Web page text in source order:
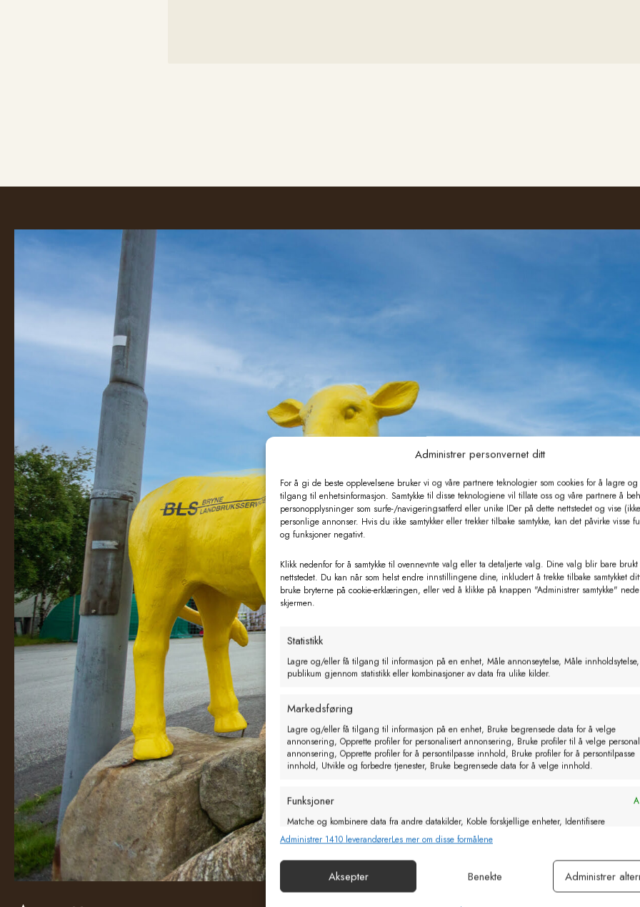
Administrer personvernet ditt
For å gi de beste opplevelsene bruker vi og våre partnere teknologier som cookies for å lagre
tilgang til enhetsinformasjon. Samtykke til disse teknologiene vil tillate oss og våre partnere å
personopplysninger som surfe-/navigeringsatferd eller unike IDer på dette nettstedet og vise
personlige annonser. Hvis du ikke samtykker eller trekker tilbake samtykke, kan det påvirke visse
og funksjoner negativt.
Klikk nedenfor for å samtykke til ovennevnte valg eller ta detaljerte valg. Dine valg blir bare
nettstedet. Du kan når som helst endre innstillingene dine, inkludert å trekke tilbake samtykket
bruke bryterne på cookie-erklæringen, eller ved å klikke på knappen "Administrer samtykke"
skjermen.
Statistikk
Lagre og/eller få tilgang til informasjon på en enhet, Måle annonseytelse, Måle innholdsytelse,
publikum gjennom statistikk eller kombinasjoner av data fra ulike kilder.
Markedsføring
Lagre og/eller få tilgang til informasjon på en enhet, Bruke begrensede data for å velge
annonsering, Opprette profiler for personalisert annonsering, Bruke profiler til å velge
annonsering, Opprette profiler for å persontilpasse innhold, Bruke profiler for å persontilpasse
innhold, Utvikle og forbedre tjenester, Bruke begrensede data for å velge innhold.
Funksjoner
Matche og kombinere data fra andre datakilder, Koble forskjellige enheter, Identifisere
enheter basert på informasjon som overføres automatisk.
Sørge for sikkerhet, forhindre og oppdage svindel og rette feil, Levere
og vise annonser og innhold, Lagre og kommunisere personvernvalg.
Administrer 1410 leverandørerLes mer om disse formålene
Aksepter Benekte Administrer